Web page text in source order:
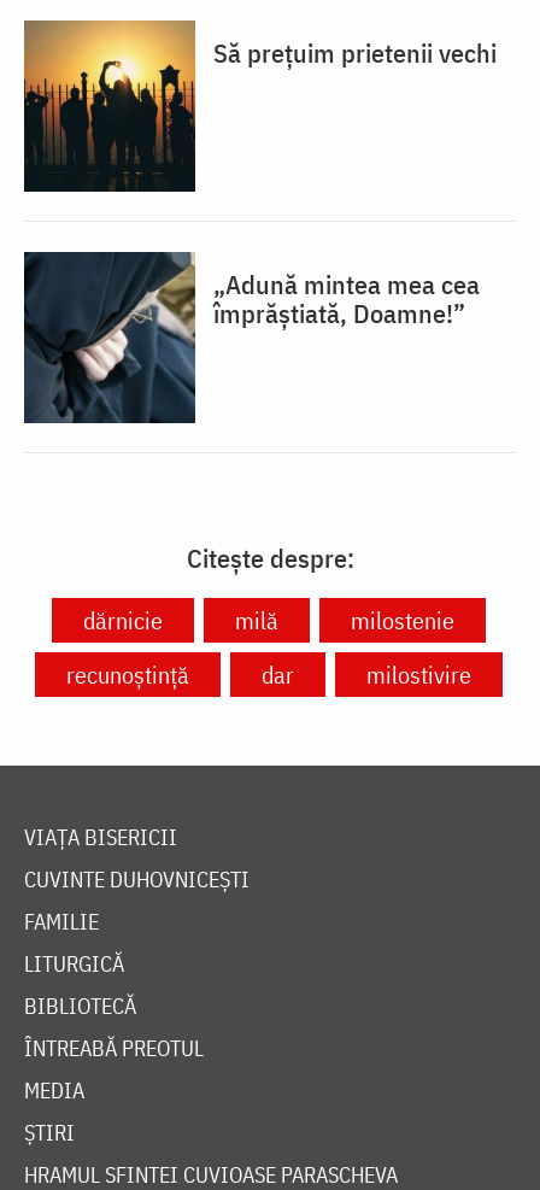
Să prețuim prietenii vechi
„Adună mintea mea cea
împrăștiată, Doamne!”
Citește despre:
dărnicie milă
milostenie
recunoștință
dar milostivire
VIAȚA BISERICII
CUVINTE DUHOVNICEȘTI
FAMILIE
LITURGICĂ
BIBLIOTECĂ
ÎNTREABĂ PREOTUL
MEDIA
ȘTIRI
HRAMUL SFINTEI CUVIOASE PARASCHEVA